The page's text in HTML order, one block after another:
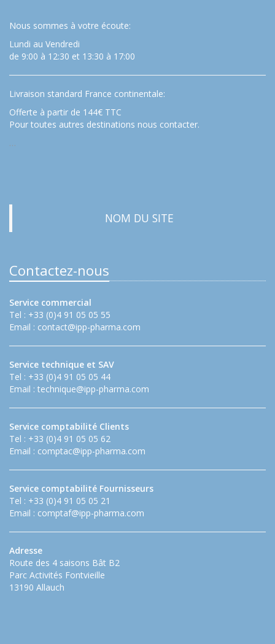
Nous sommes à votre écoute:
Lundi au Vendredi
de 9:00 à 12:30 et 13:30 à 17:00
Livraison standard France continentale:
Offerte à partir de 144€ TTC
Pour toutes autres destinations nous contacter.
…
NOM DU SITE
Contactez-nous
Service commercial
Tel : +33 (0)4 91 05 05 55
Email : contact@ipp-pharma.com
Service technique et SAV
Tel : +33 (0)4 91 05 05 44
Email : technique@ipp-pharma.com
Service comptabilité Clients
Tel : +33 (0)4 91 05 05 62
Email : comptac@ipp-pharma.com
Service comptabilité Fournisseurs
Tel : +33 (0)4 91 05 05 21
Email : comptaf@ipp-pharma.com
Adresse
Route des 4 saisons Bât B2
Parc Activités Fontvieille
13190 Allauch